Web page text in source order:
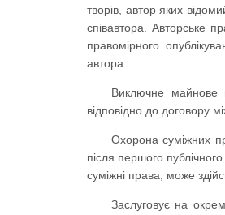
творів, автор яких
співавтора. Авторське
правомірного
автора.
Виключне майнове
відповідно до договору
Охорона суміжних
після першого
суміжні права, може
Заслуговує на